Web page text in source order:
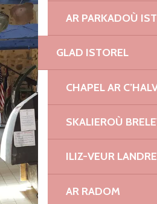
AR PARKADOÙ
GLAD ISTOREL
CHAPEL AR
SKALIEROÙ
ILIZ-VEUR
AR RADOM